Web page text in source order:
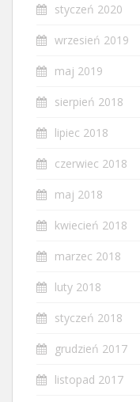
styczeń 2020
wrzesień 2019
maj 2019
sierpień 2018
lipiec 2018
czerwiec 2018
maj 2018
kwiecień 2018
marzec 2018
luty 2018
styczeń 2018
grudzień 2017
listopad 2017